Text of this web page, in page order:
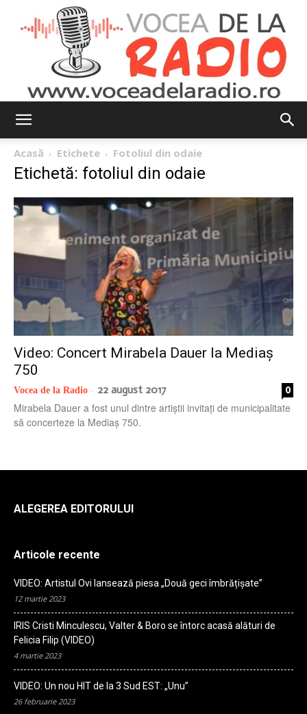
radio
Acasă Etichete Fotoliul din odaie
Etichetă: fotoliul din odaie
Video: Concert Mirabela Dauer la Mediaș
750
Vocea de la Radio - 22 august 2017 0
Mirabela Dauer a fost unul dintre artiștii invitați de municipalitate
să concerteze la Mediaș 750.
ALEGEREA EDITORULUI
Articole recente
VIDEO: Artistul Ovi lansează piesa „Două geci îmbrățișate”
12 martie 2023
IRIS Cristi Minculescu, Valter & Boro se întorc acasă alături de
Felicia Filip (VIDEO)
4 martie 2023
VIDEO: Un nou HIT de la 3 Sud EST: „Unu”
26 februarie 2023